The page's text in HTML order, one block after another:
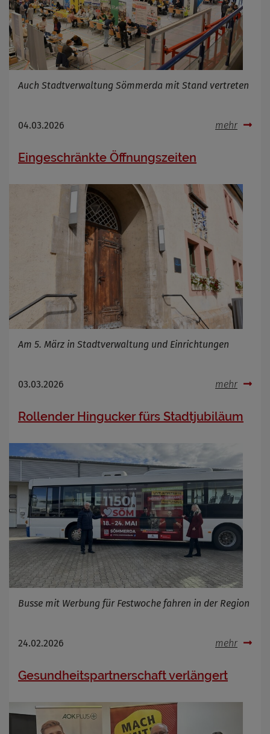
Auch Stadtverwaltung Sömmerda mit Stand vertreten
04.03.2026 mehr
Eingeschränkte Öffnungszeiten
Am 5. März in Stadtverwaltung und Einrichtungen
03.03.2026 mehr
Rollender Hingucker fürs Stadtjubiläum
Busse mit Werbung für Festwoche fahren in der Region
24.02.2026 mehr
Gesundheitspartnerschaft verlängert